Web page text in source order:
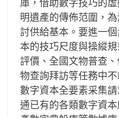
庫，借助數字技巧的
明遺產的傳佈范圍，
討供給基本。要進一
本的技巧尺度與操縱
評價、全國文物普查
物查詢拜訪等任務中不
數字資本全要素采集
通已有的各類數字資